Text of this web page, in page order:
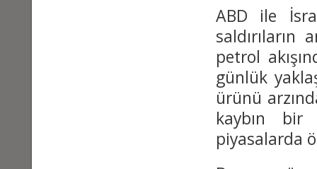
ABD ile
saldırıların
petrol
günlük
ürünü
kaybın bir
piyasalarda